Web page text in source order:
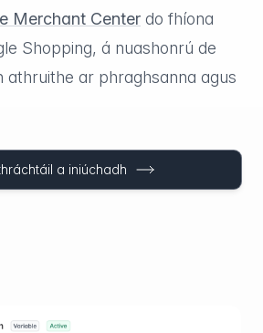
Merchant Center do fhíona
Shopping, á nuashonrú de
athruithe ar phraghsanna agus
a iniúchadh